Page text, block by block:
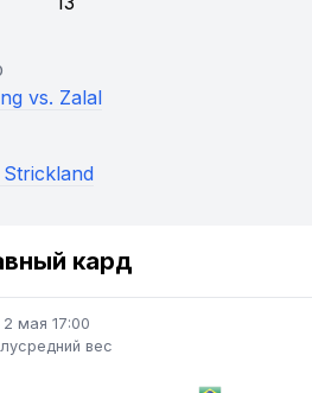
vs. Zalal
кард
2 мая 17:00
вес